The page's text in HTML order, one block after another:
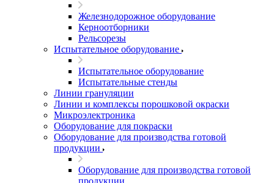
Железнодорожное оборудование
Керноотборники
Рельсорезы
Испытательное оборудование
Испытательное оборудование
Испытательные стенды
Линии грануляции
Линии и комплексы порошковой окраски
Микроэлектроника
Оборудование для покраски
Оборудование для производства готовой
продукции
Оборудование для производства готовой
продукции